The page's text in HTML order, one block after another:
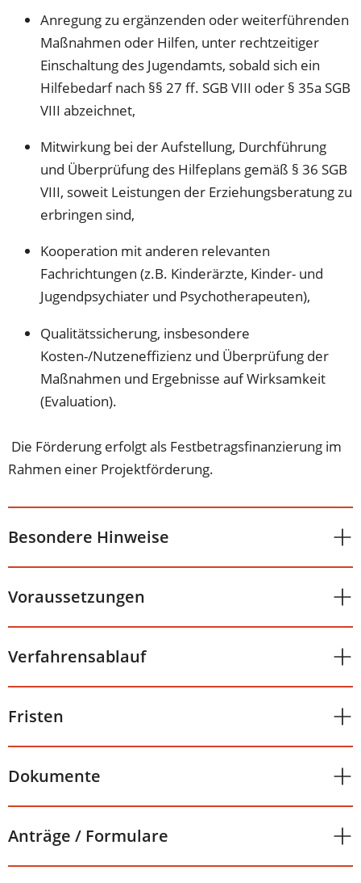
Anregung zu ergänzenden oder weiterführenden
Maßnahmen oder Hilfen, unter rechtzeitiger
Einschaltung des Jugendamts, sobald sich ein
Hilfebedarf nach §§ 27 ff. SGB VIII oder § 35a SGB
VIII abzeichnet,
Mitwirkung bei der Aufstellung, Durchführung
und Überprüfung des Hilfeplans gemäß § 36 SGB
VIII, soweit Leistungen der Erziehungsberatung zu
erbringen sind,
Kooperation mit anderen relevanten
Fachrichtungen (z.B. Kinderärzte, Kinder- und
Jugendpsychiater und Psychotherapeuten),
Qualitätssicherung, insbesondere
Kosten-/Nutzeneffizienz und Überprüfung der
Maßnahmen und Ergebnisse auf Wirksamkeit
(Evaluation).
Die Förderung erfolgt als Festbetragsfinanzierung im
Rahmen einer Projektförderung.
Besondere Hinweise
Voraussetzungen
Verfahrensablauf
Fristen
Dokumente
Anträge / Formulare